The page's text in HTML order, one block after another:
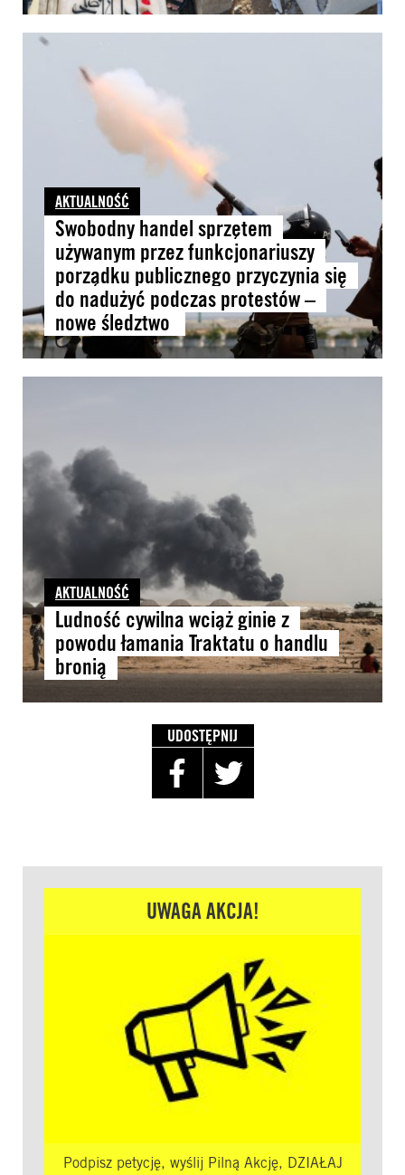
AKTUALNOŚĆ
Swobodny handel sprzętem
używanym przez funkcjonariuszy
porządku publicznego przyczynia się
do nadużyć podczas protestów –
nowe śledztwo
AKTUALNOŚĆ
Ludność cywilna wciąż ginie z
powodu łamania Traktatu o handlu
bronią
UDOSTĘPNIJ
UWAGA AKCJA!
Podpisz petycję, wyślij Pilną Akcję, DZIAŁAJ